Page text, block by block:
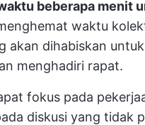
beberapa menit
waktu
akan dihabiskan untuk
menghadiri rapat.
fokus pada
diskusi yang tidak